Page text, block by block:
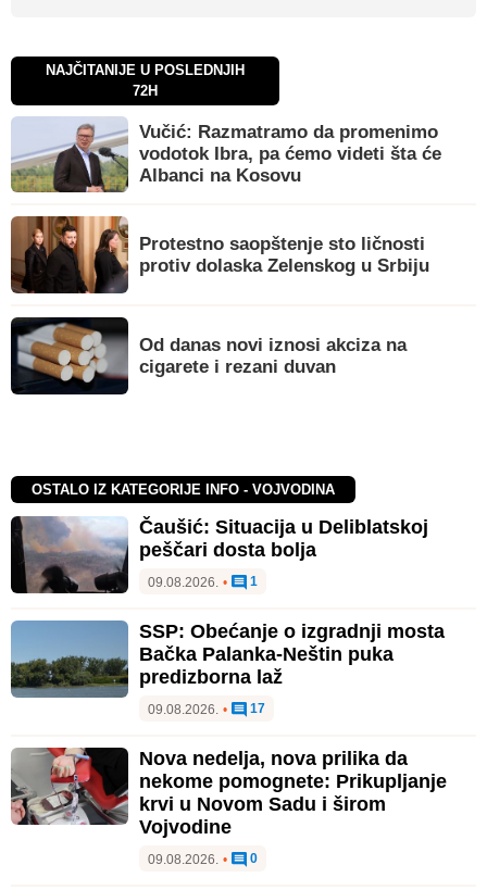
NAJČITANIJE U POSLEDNJIH
72H
Vučić: Razmatramo da promenimo
vodotok Ibra, pa ćemo videti šta će
Albanci na Kosovu
Protestno saopštenje sto ličnosti
protiv dolaska Zelenskog u Srbiju
Od danas novi iznosi akciza na
cigarete i rezani duvan
OSTALO IZ KATEGORIJE INFO - VOJVODINA
Čaušić: Situacija u Deliblatskoj
peščari dosta bolja
09.08.2026. • 1
SSP: Obećanje o izgradnji mosta
Bačka Palanka-Neštin puka
predizborna laž
09.08.2026. • 17
Nova nedelja, nova prilika da
nekome pomognete: Prikupljanje
krvi u Novom Sadu i širom
Vojvodine
09.08.2026. • 0